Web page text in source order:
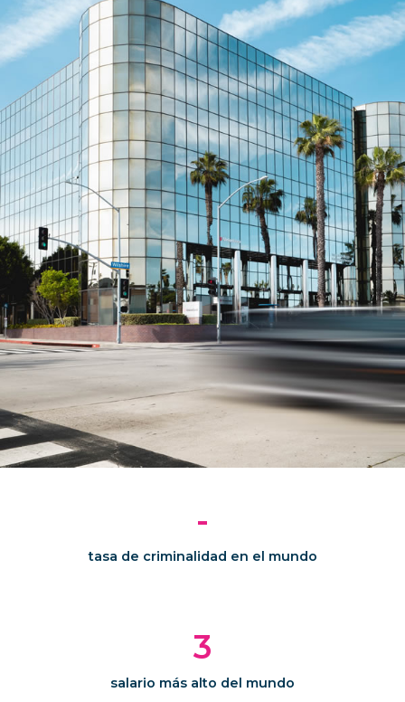
-
tasa de criminalidad en el mundo
3
salario más alto del mundo